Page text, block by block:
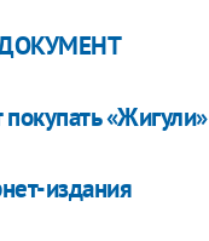
ДОКУМЕНТ
«Жигули»
издания